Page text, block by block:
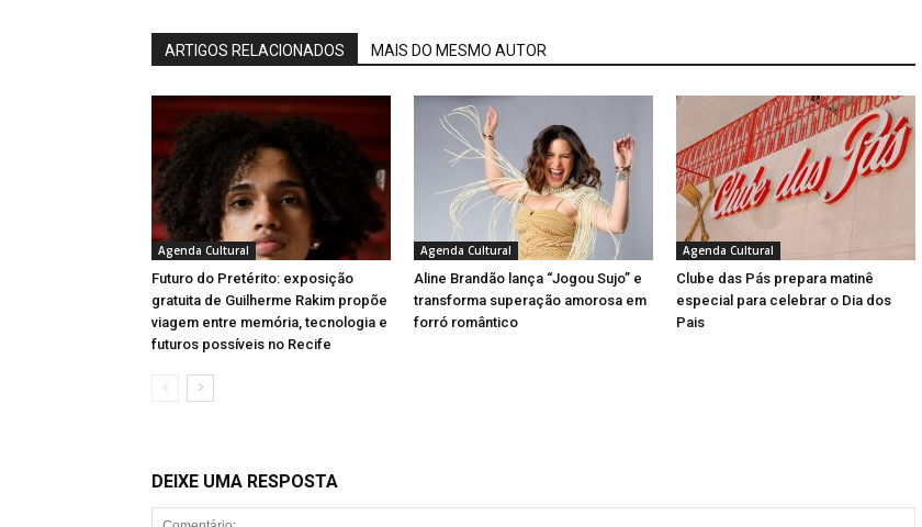
ARTIGOS RELACIONADOS MAIS DO MESMO AUTOR
Agenda Cultural
Futuro do Pretérito: exposição
gratuita de Guilherme Rakim propõe
viagem entre memória, tecnologia e
futuros possíveis no Recife
Agenda Cultural
Aline Brandão lança “Jogou Sujo” e
transforma superação amorosa em
forró romântico
Agenda Cultural
Clube das Pás prepara matinê
especial para celebrar o Dia dos
Pais
DEIXE UMA RESPOSTA